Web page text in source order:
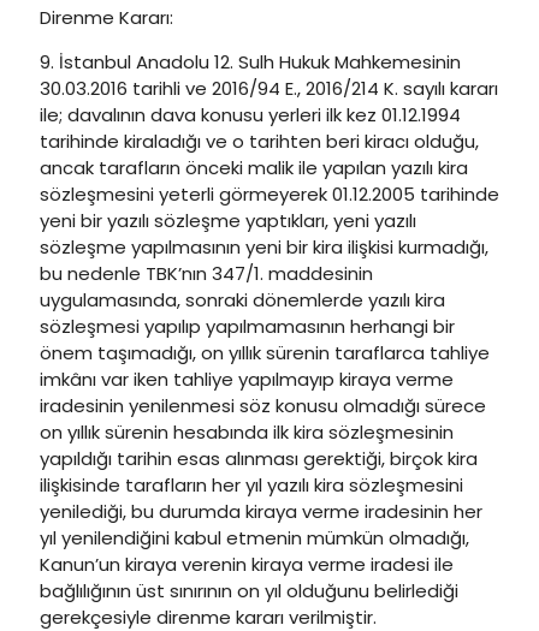
Direnme Kararı:
9. İstanbul Anadolu 12. Sulh Hukuk Mahkemesinin
30.03.2016 tarihli ve 2016/94 E., 2016/214 K. sayılı kararı
ile; davalının dava konusu yerleri ilk kez 01.12.1994
tarihinde kiraladığı ve o tarihten beri kiracı olduğu,
ancak tarafların önceki malik ile yapılan yazılı kira
sözleşmesini yeterli görmeyerek 01.12.2005 tarihinde
yeni bir yazılı sözleşme yaptıkları, yeni yazılı
sözleşme yapılmasının yeni bir kira ilişkisi kurmadığı,
bu nedenle TBK’nın 347/1. maddesinin
uygulamasında, sonraki dönemlerde yazılı kira
sözleşmesi yapılıp yapılmamasının herhangi bir
önem taşımadığı, on yıllık sürenin taraflarca tahliye
imkânı var iken tahliye yapılmayıp kiraya verme
iradesinin yenilenmesi söz konusu olmadığı sürece
on yıllık sürenin hesabında ilk kira sözleşmesinin
yapıldığı tarihin esas alınması gerektiği, birçok kira
ilişkisinde tarafların her yıl yazılı kira sözleşmesini
yenilediği, bu durumda kiraya verme iradesinin her
yıl yenilendiğini kabul etmenin mümkün olmadığı,
Kanun’un kiraya verenin kiraya verme iradesi ile
bağlılığının üst sınırının on yıl olduğunu belirlediği
gerekçesiyle direnme kararı verilmiştir.